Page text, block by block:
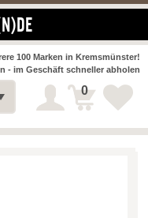
Webseiten
100 Marken in Kremsmünster!
- im Geschäft schneller abholen
0
Detail